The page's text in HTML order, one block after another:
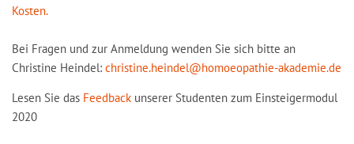
Kosten.
Bei Fragen und zur Anmeldung wenden Sie sich bitte an
Christine Heindel: christine.heindel@homoeopathie-akademie.de
Lesen Sie das Feedback unserer Studenten zum Einsteigermodul
2020